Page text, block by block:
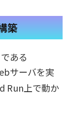
築
ある
サーバを実
Run上で動か